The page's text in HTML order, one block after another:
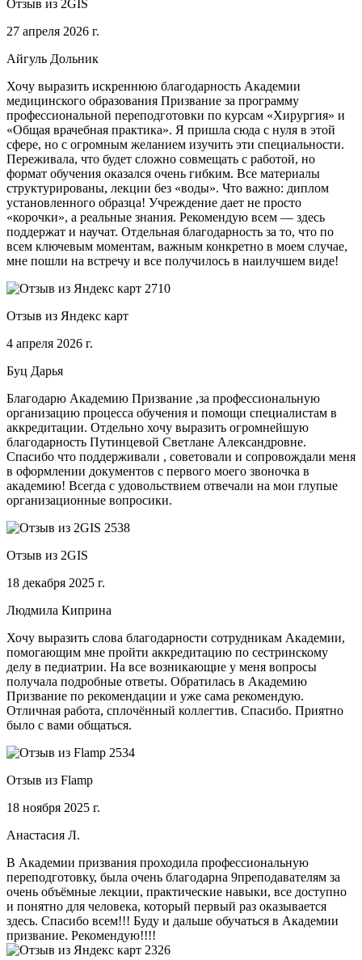
Отзыв из 2GIS
27 апреля 2026 г.
Айгуль Дольник
Хочу выразить искреннюю благодарность Академии
медицинского образования Призвание за программу
профессиональной переподготовки по курсам «Хирургия» и
«Общая врачебная практика». Я пришла сюда с нуля в этой
сфере, но с огромным желанием изучить эти специальности.
Переживала, что будет сложно совмещать с работой, но
формат обучения оказался очень гибким. Все материалы
структурированы, лекции без «воды». Что важно: диплом
установленного образца! Учреждение дает не просто
«корочки», а реальные знания. Рекомендую всем — здесь
поддержат и научат. Отдельная благодарность за то, что по
всем ключевым моментам, важным конкретно в моем случае,
мне пошли на встречу и все получилось в наилучшем виде!
Отзыв из Яндекс карт
4 апреля 2026 г.
Буц Дарья
Благодарю Академию Призвание ,за профессиональную
организацию процесса обучения и помощи специалистам в
аккредитации. Отдельно хочу выразить огромнейшую
благодарность Путинцевой Светлане Александровне.
Спасибо что поддерживали , советовали и сопровождали меня
в оформлении документов с первого моего звоночка в
академию! Всегда с удовольствием отвечали на мои глупые
организационные вопросики.
Отзыв из 2GIS
18 декабря 2025 г.
Людмила Киприна
Хочу выразить слова благодарности сотрудникам Академии,
помогающим мне пройти аккредитацию по сестринскому
делу в педиатрии. На все возникающие у меня вопросы
получала подробные ответы. Обратилась в Академию
Призвание по рекомендации и уже сама рекомендую.
Отличная работа, сплочённый коллегтив. Спасибо. Приятно
было с вами общаться.
Отзыв из Flamp
18 ноября 2025 г.
Анастасия Л.
В Академии призвания проходила профессиональную
переподготовку, была очень благодарна 9преподавателям за
очень объёмные лекции, практические навыки, все доступно
и понятно для человека, который первый раз оказывается
здесь. Спасибо всем!!! Буду и дальше обучаться в Академии
призвание. Рекомендую!!!!